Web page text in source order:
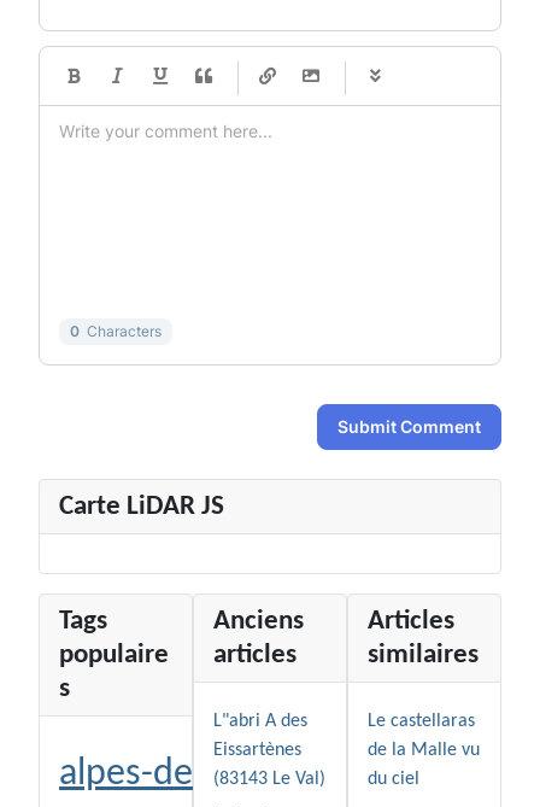
-
-
-
-
0 Characters
Submit Comment
Carte LiDAR JS
Tags
populaire
s
alpes-de-
Anciens
articles
L"abri A des
Eissartènes
(83143 Le Val)
Articles
similaires
Le castellaras
de la Malle vu
du ciel